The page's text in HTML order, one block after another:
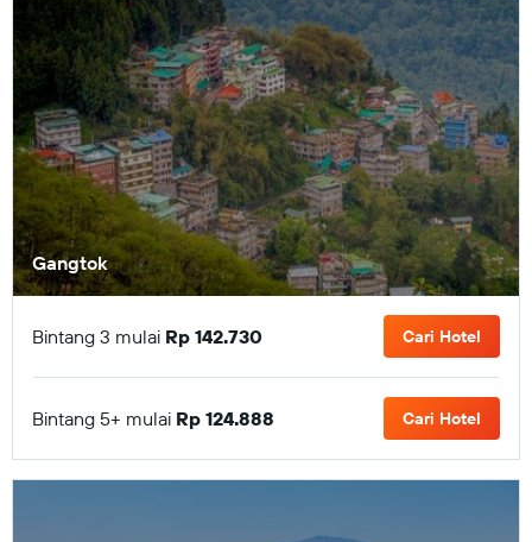
Gangtok
Bintang 3 mulai Rp 142.730 Cari Hotel
Bintang 5+ mulai Rp 124.888 Cari Hotel